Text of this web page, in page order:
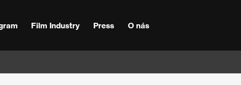
Film Industry Press O nás